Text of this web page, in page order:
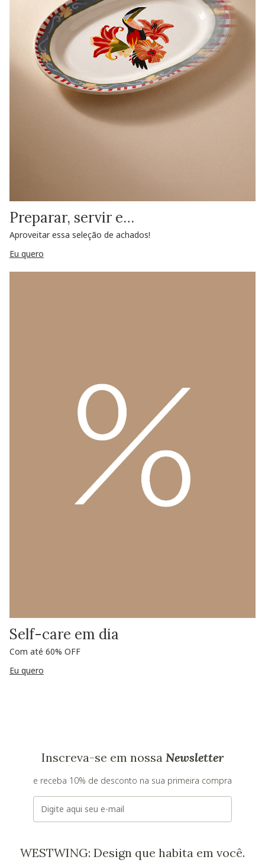
Preparar, servir e…
Aproveitar essa seleção de achados!
Eu quero
Self-care em dia
Com até 60% OFF
Eu quero
Inscreva-se em nossa Newsletter
e receba 10% de desconto na sua primeira compra
E-mail
WESTWING: Design que habita em você.